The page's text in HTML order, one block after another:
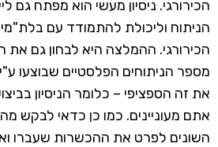
הכירורגי. ניסיון מעשי הוא מפתח גם
הניתוח וליכולת להתמודד עם
הכירורגי. ההמלצה היא לבחון גם את
מספר הניתוחים הפלסטיים שבוצעו
את זה הספציפי – כלומר הניסיון
אתם מעוניינים. כמו כן כדאי לבקש
השונים לפרט את ההכשרות שעברו